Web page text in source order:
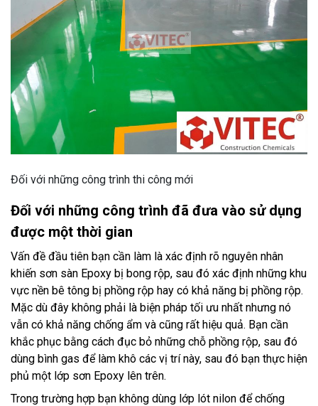
Đối với những công trình thi công mới
Đối với những công trình đã đưa vào sử dụng
được một thời gian
Vấn đề đầu tiên bạn cần làm là xác định rõ nguyên nhân
khiến sơn sàn Epoxy bị bong rộp, sau đó xác định những khu
vực nền bê tông bị phồng rộp hay có khả năng bị phồng rộp.
Mặc dù đây không phải là biện pháp tối ưu nhất nhưng nó
vẫn có khả năng chống ẩm và cũng rất hiệu quả. Bạn cần
khắc phục bằng cách đục bỏ những chỗ phồng rộp, sau đó
dùng bình gas để làm khô các vị trí này, sau đó bạn thực hiện
phủ một lớp sơn Epoxy lên trên.
Trong trường hợp bạn không dùng lớp lót nilon để chống